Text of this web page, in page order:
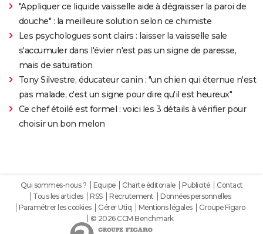
"Appliquer ce liquide vaisselle aide à dégraisser la paroi de
douche" : la meilleure solution selon ce chimiste
Les psychologues sont clairs : laisser la vaisselle sale
s'accumuler dans l'évier n'est pas un signe de paresse,
mais de saturation
Tony Silvestre, éducateur canin : "un chien qui éternue n'est
pas malade, c'est un signe pour dire qu'il est heureux"
Ce chef étoilé est formel : voici les 3 détails à vérifier pour
choisir un bon melon
Qui sommes-nous ? Equipe Charte éditoriale Publicité
Contact
Tous les articles
RSS Recrutement
Données personnelles
Paramétrer les cookies
Gérer Utiq Mentions légales
Groupe Figaro
© 2026 CCM Benchmark